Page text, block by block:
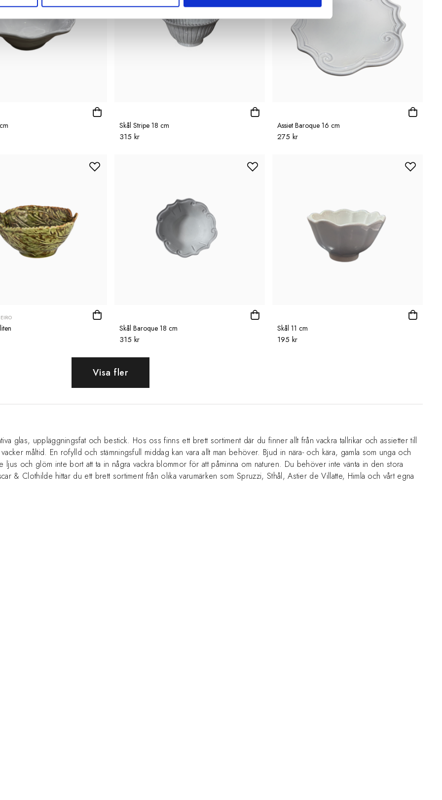
Skål Stripe 18 cm
315 kr
Assiet Baroque 16 cm
275 kr
Skål Baroque 18 cm
315 kr
Skål 11 cm
195 kr
Visa fler
glas, uppläggningsfat och bestick. Hos oss finns ett brett sortiment där du finner allt från vackra tallrikar och assietter till
måltid. En rofylld och stämningsfull middag kan vara allt man behöver. Bjud in nära- och kära, gamla som unga och
och glöm inte bort att ta in några vackra blommor för att påminna om naturen. Du behöver inte vänta in den stora
& Clothilde hittar du ett brett sortiment från olika varumärken som Spruzzi, Sthål, Astier de Villatte, Himla och vårt egna